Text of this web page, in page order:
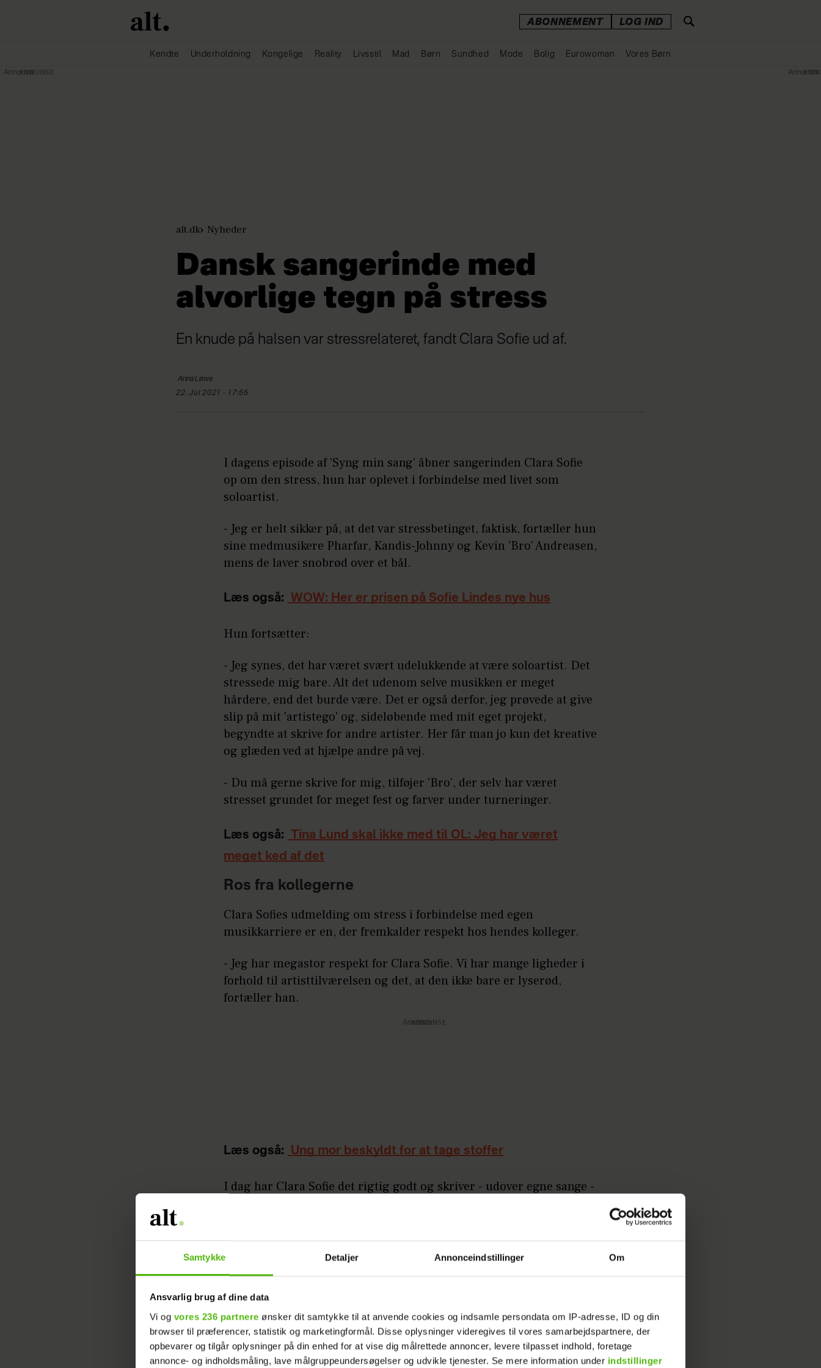
Samtykke Detaljer Annonceindstillinger Om
Ansvarlig brug af dine data
Vi og vores 236 partnere ønsker dit samtykke til at anvende cookies og indsamle persondata om IP-adresse, ID og din
browser til præferencer, statistik og marketingformål. Disse oplysninger videregives til vores samarbejdspartnere, der
opbevarer og tilgår oplysninger på din enhed for at vise dig målrettede annoncer, levere tilpasset indhold, foretage
annonce- og indholdsmåling, lave målgruppeundersøgelser og udvikle tjenester. Se mere information under indstillinger
ABONNEMENT LOG IND
Kendte Underholdning Kongelige Reality Livsstil Mad Børn Sundhed Mode Bolig Eurowoman Vores Børn
alt.dk Nyheder
Dansk sangerinde med
alvorlige tegn på stress
En knude på halsen var stressrelateret, fandt Clara Sofie ud af.
AnnaLøwe
22. Jul 2021 - 17:55
I dagens episode af 'Syng min sang' åbner sangerinden Clara Sofie
op om den stress, hun har oplevet i forbindelse med livet som
soloartist.
- Jeg er helt sikker på, at det var stressbetinget, faktisk, fortæller hun
sine medmusikere Pharfar, Kandis-Johnny og Kevin 'Bro' Andreasen,
mens de laver snobrød over et bål.
Læs også: WOW: Her er prisen på Sofie Lindes nye hus
Hun fortsætter:
- Jeg synes, det har været svært udelukkende at være soloartist. Det
stressede mig bare. Alt det udenom selve musikken er meget
hårdere, end det burde være. Det er også derfor, jeg prøvede at give
slip på mit 'artistego' og, sideløbende med mit eget projekt,
begyndte at skrive for andre artister. Her får man jo kun det kreative
og glæden ved at hjælpe andre på vej.
- Du må gerne skrive for mig, tilføjer 'Bro', der selv har været
stresset grundet for meget fest og farver under turneringer.
Læs også:
Tina Lund skal ikke med til OL: Jeg har været
meget ked af det
Ros fra kollegerne
Clara Sofies udmelding om stress i forbindelse med egen
musikkarriere er en, der fremkalder respekt hos hendes kolleger.
- Jeg har megastor respekt for Clara Sofie. Vi har mange ligheder i
forhold til artisttilværelsen og det, at den ikke bare er lyserød,
fortæller han.
Annonce
Læs også: Ung mor beskyldt for at tage stoffer
I dag har Clara Sofie det rigtig godt og skriver - udover egne sange -
Se klippet herunder:
Annonce Annonce